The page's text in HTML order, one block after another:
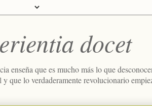
docet
enseña que es mucho más lo que
que lo verdaderamente revolucionario